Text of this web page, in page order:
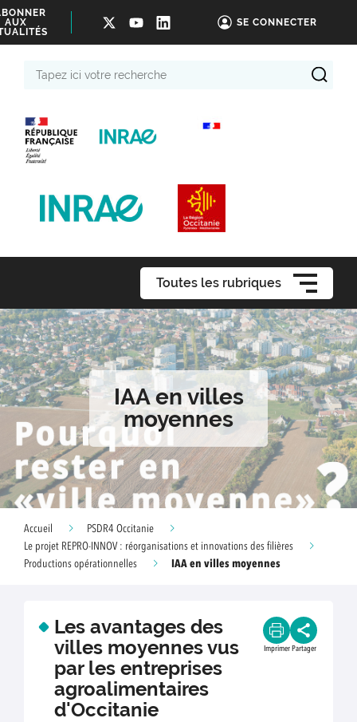
AUX
SE CONNECTER
Toutes les rubriques
IAA en villes
moyennes
Accueil
PSDR4 Occitanie
Le projet REPRO-INNOV : réorganisations et innovations des filières
Productions opérationnelles
IAA en villes moyennes
Les avantages des
villes moyennes vus
par les entreprises
agroalimentaires
d'Occitanie
Imprimer Partager